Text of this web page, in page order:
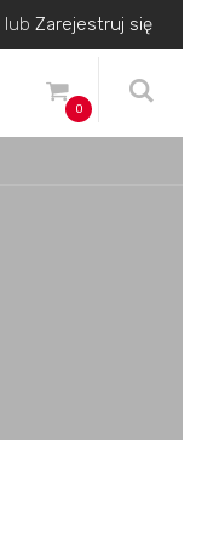
lub Zarejestruj się
0